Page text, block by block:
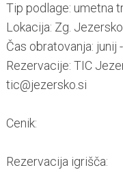
Tip podlage: umetna
Lokacija: Zg.
Čas obratovanja: junij
Rezervacije: TIC
tic@jezersko.si
Cenik:
Rezervacija igrišča: